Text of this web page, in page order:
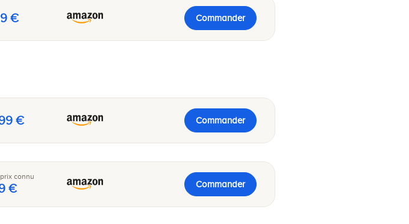
€ Commander
€ Commander
connu
€ Commander